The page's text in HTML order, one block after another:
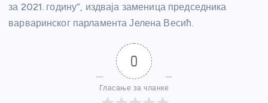
за 2021. годину”, издваја заменица председника
варваринског парламента Јелена Весић.
0
Гласање за чланке